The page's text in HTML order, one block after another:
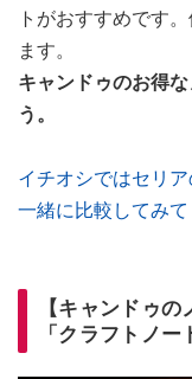
トがおすすめです
ます。
キャンドゥのお得
う。
イチオシではセリ
一緒に比較してみて
【キャンドゥ
「クラフトノー